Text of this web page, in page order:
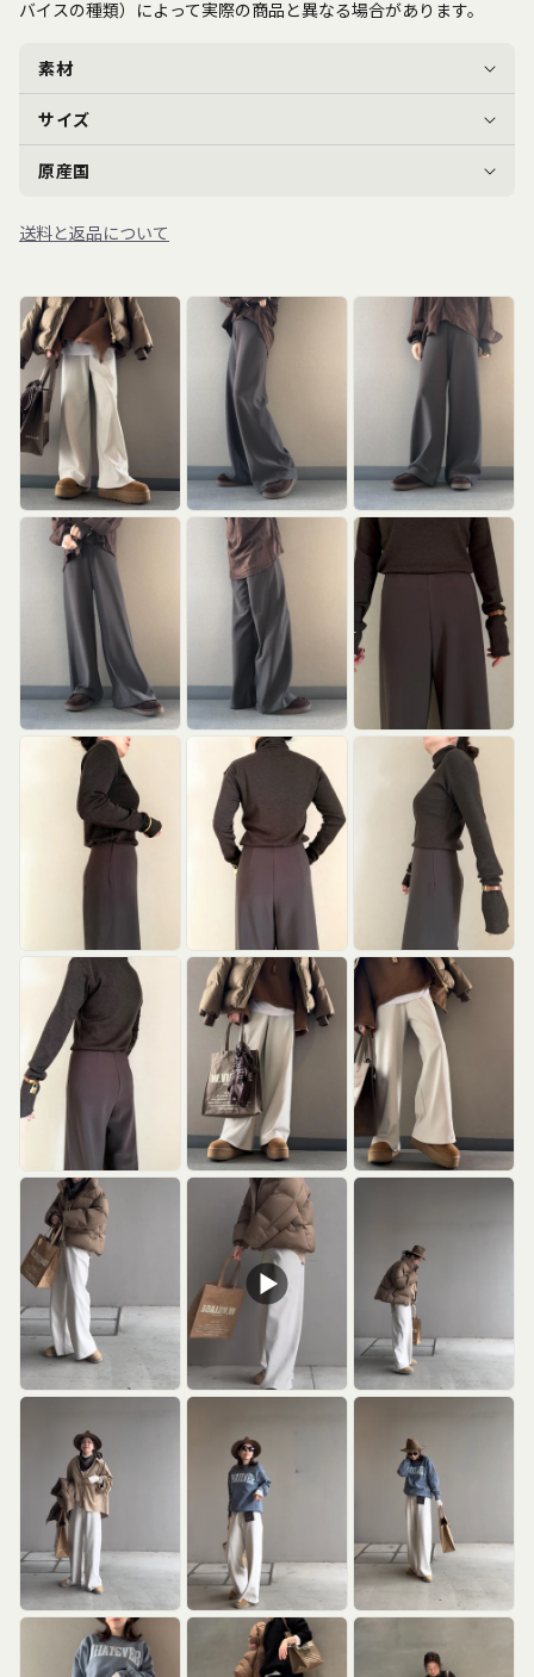
バイスの種類）によって実際の商品と異なる場合があります。
素材
サイズ
原産国
送料と返品について